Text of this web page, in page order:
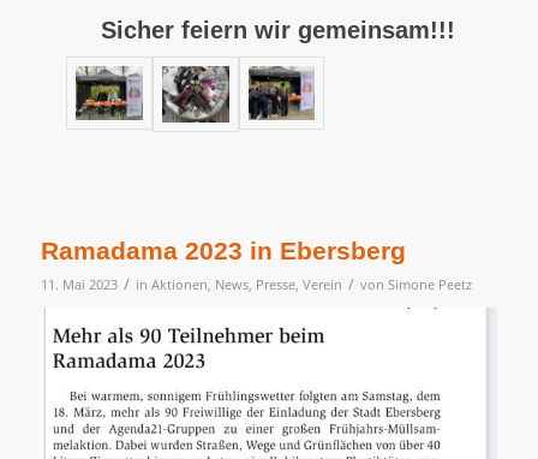
Sicher feiern wir gemeinsam!!!
Ramadama 2023 in Ebersberg
11. Mai 2023 / in Aktionen News, Presse, Verein / von Simone Peetz